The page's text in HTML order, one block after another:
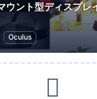
Oculus